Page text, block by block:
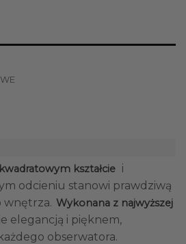
kształcie i
odcieniu stanowi prawdziwą
wnętrza. Wykonana z najwyższej
elegancją i pięknem,
obserwatora.